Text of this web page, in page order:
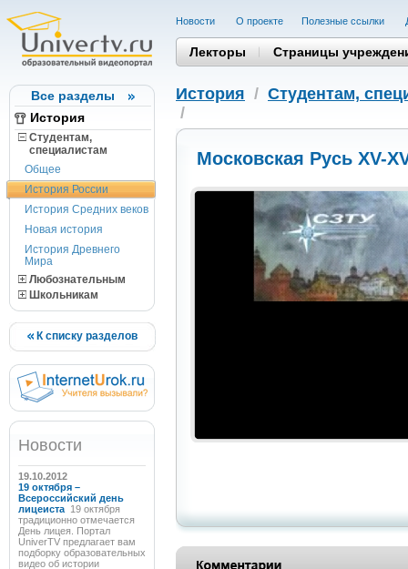
Все разделы
История
Студентам,
cпециалистам
Общее
История России
История Средних веков
Новая история
История Древнего
Мира
Любознательным
Школьникам
К списку разделов
Новости
19.10.2012
19 октября –
Всероссийский день
лицеиста 19 октября
традиционно отмечается
День лицея. Портал
UniverTV предлагает вам
подборку образовательных
видео об истории
Новости О проекте Полезные cсылки
Лекторы Страницы
История / Студентам,
/
Московская Русь XV-